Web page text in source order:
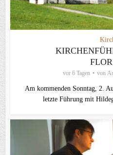
vor 6 Tagen von
Am kommenden Sonntag, 2.
letzte Führung mit